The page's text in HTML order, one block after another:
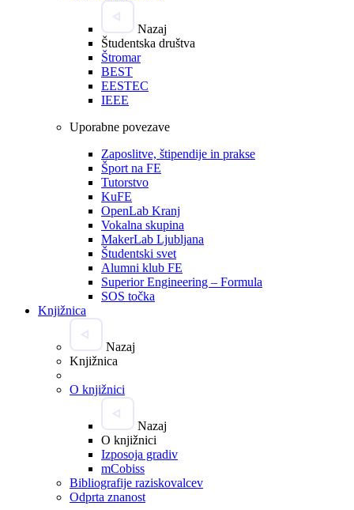
Nazaj
Študentska društva
Štromar
BEST
EESTEC
IEEE
Uporabne povezave
Zaposlitve, štipendije in prakse
Šport na FE
Tutorstvo
KuFE
OpenLab Kranj
Vokalna skupina
MakerLab Ljubljana
Študentski svet
Alumni klub FE
Superior Engineering – Formula
SOS točka
Knjižnica
Nazaj
Knjižnica
O knjižnici
Nazaj
O knjižnici
Izposoja gradiv
mCobiss
Bibliografije raziskovalcev
Odprta znanost